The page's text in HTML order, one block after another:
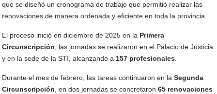
que se diseñó un cronograma de trabajo que permitió realizar las
renovaciones de manera ordenada y eficiente en toda la provincia.
El proceso inició en diciembre de 2025 en la Primera
Circunscripción , las jornadas se realizaron en el Palacio de Justicia
y en la sede de la STI, alcanzando a 157 profesionales
Durante el mes de febrero, las tareas continuaron en laSegunda
Circunscripción , en dos jornadas se concretaron65 renovaciones